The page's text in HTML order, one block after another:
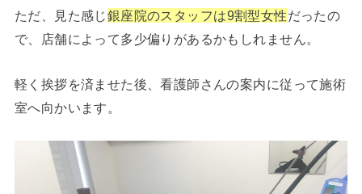
ただ、見た感じ銀座院のスタッフは9割型女性だったの
で、店舗によって多少偏りがあるかもしれません。
軽く挨拶を済ませた後、看護師さんの案内に従って施術
室へ向かいます。